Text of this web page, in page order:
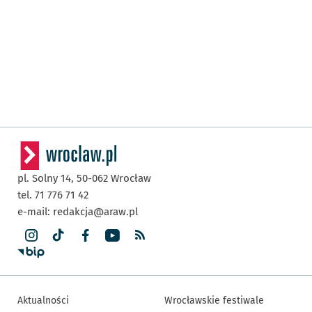
pl. Solny 14, 50-062 Wrocław
tel. 71 776 71 42
e-mail: redakcja@araw.pl
Aktualności Wrocławskie festiwale